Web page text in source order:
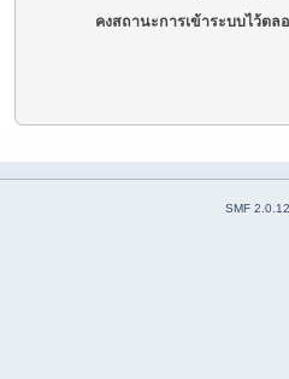
คงสถานะการเข้าระบบไว้ตล
SMF 2.0.12